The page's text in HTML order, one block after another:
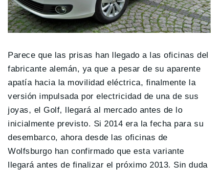
Parece que las prisas han llegado a las oficinas del
fabricante alemán, ya que a pesar de su aparente
apatía hacia la movilidad eléctrica, finalmente la
versión impulsada por electricidad de una de sus
joyas, el Golf, llegará al mercado antes de lo
inicialmente previsto. Si 2014 era la fecha para su
desembarco, ahora desde las oficinas de
Wolfsburgo han confirmado que esta variante
llegará antes de finalizar el próximo 2013. Sin duda